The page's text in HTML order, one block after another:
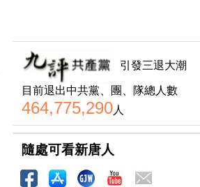
引發三退大潮
目前退出中共黨、團、隊總人數
464,775,290人
隨處可看新唐人